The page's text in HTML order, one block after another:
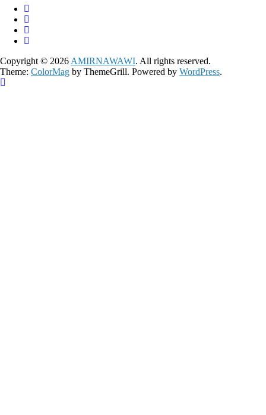
Copyright © 2026 AMIRNAWAWI. All rights reserved.
Theme: ColorMag by ThemeGrill. Powered by WordPress.